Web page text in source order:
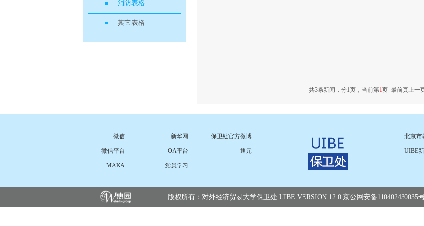
消防表格
其它表格
共3条新闻，分1页，当前第1页 最前页上一
微信 新华网 保卫处官方微博
微信平台 OA平台 通元
MAKA 党员学习
北京市
UIBE
版权所有：对外经济贸易大学保卫处 UIBE.VERSION.12.0 京公网安备110402430035